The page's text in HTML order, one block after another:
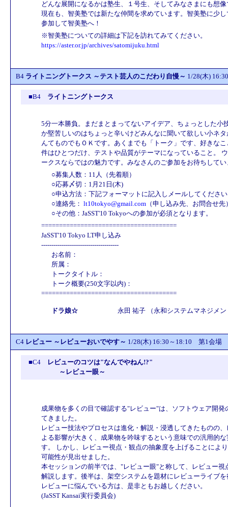
どんな展開になるかは塾生、１号生、そしてみなさまにも想
現在も、智美塾では新たな仲間を求めています。智美塾に少
参加して智美塾へ！
※智美塾についての詳細は下記を訪れてみてください。
https://aster.or.jp/archives/satomijuku.html
B4 ライトニングトークス ～テスト芸人のこだわり自慢～ 1/28(木)
■B4 ライトニングトークス
5分一本勝負。まだまとまってないアイデア、ちょっとした小
か堅苦しいのはちょっと辛いけどみんなに聞いて欲しい小ネ
んてものでもＯＫです。あくまでも「トーク」です、好きな
件はひとつだけ、テストや品質がテーマになっていること。
ークスならではの魅力です。みなさんのご参加をお待ちしてい
○募集人数：11人（先着順）
○応募〆切：1月21日(木)
○申込方法：下記フォーマットに記入しメールしてくださ
○連絡先： lt10tokyo@gmail.com （申し込み先、お問合せ先
○その他：JaSST'10 Tokyoへの参加が必須となります。
======================================
JaSST'10 Tokyo LT申し込み
--------------------------------------
お名前：
所属：
トークタイトル：
トーク概要(250文字以内)：
======================================
ドラ娘☆ 永田 祐子 （永和システムマネジメン
C4 レビュー ～レビューおいでやす～ 1/28(木) 16:30～18:10 第1会場
■C4
レビューのコツは"なんでやねん!?"
～レビュー眼～
成果物を多くの目で確認する"レビュー"は、ソフトウェア開
てきました。
レビュー技法やプロセスは進化・解説・浸透してきたものの
よる影響が大きく、成果物を吟味するという意味での汎用的
す。 しかし、レビュー視点・観点の抽象度を上げることによ
可能性が見出せました。
本セッションの前半では、"レビュー眼"と称して、レビュー
解説します。後半は、架空システムを題材にレビューライブ
レビューに悩んでいる方は、是非ともお越しください。
(JaSST Kansai実行委員会)